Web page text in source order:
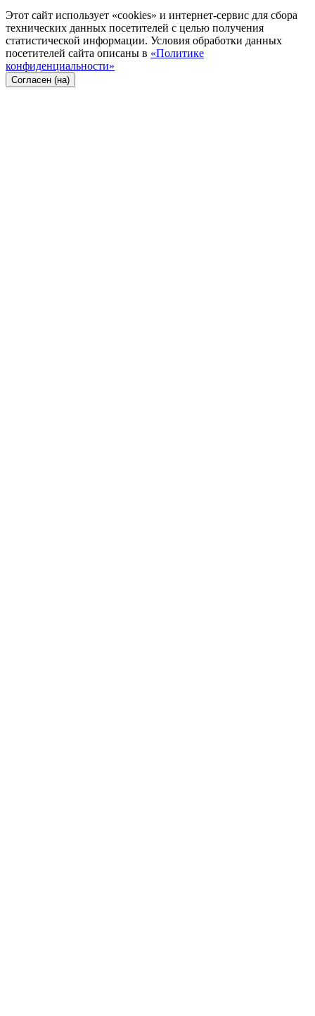
Этот сайт использует «cookies» и интернет-сервис для сбора
технических данных посетителей с целью получения
статистической информации. Условия обработки данных
посетителей сайта описаны в «Политике
конфиденциальности»
Согласен (на)